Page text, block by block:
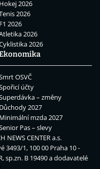
Hokej 2026
2026
F1 2026
2026
2026
OSVČ
účty
– změny
Důchody 2027
Minimální mzda 2027
Pas – slevy
NEWS CENTER a.s.
3493/1, 100 00 Praha 10 -
sp.zn. B 19490 a dodavatelé